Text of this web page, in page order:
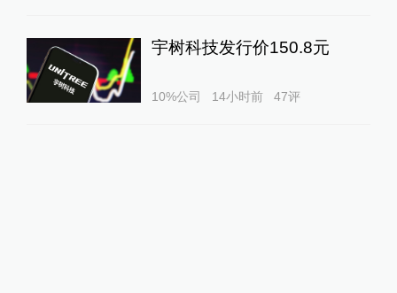
宇树科技发行价150.8元
10%公司 14小时前 47评